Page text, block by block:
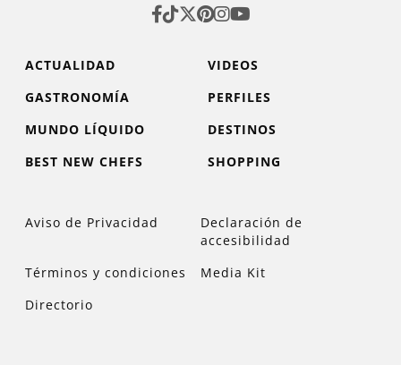
ACTUALIDAD
VIDEOS
GASTRONOMÍA
PERFILES
MUNDO LÍQUIDO
DESTINOS
BEST NEW CHEFS
SHOPPING
Aviso de Privacidad
Declaración de
accesibilidad
Términos y condiciones
Media Kit
Directorio